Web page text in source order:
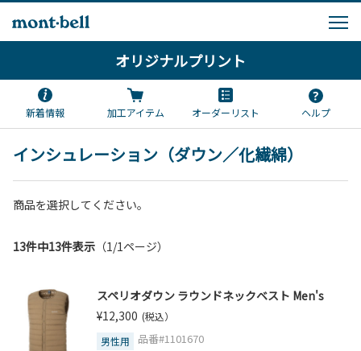
オリジナルプリント
新着情報 加工アイテム オーダーリスト ヘルプ
インシュレーション（ダウン／化繊綿）
商品を選択してください。
13件中13件表示 （1/1ページ）
スペリオダウン ラウンドネックベスト Men's
¥12,300 (税込）
男性用
品番#1101670